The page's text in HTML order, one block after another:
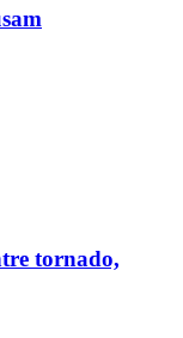
tornado,